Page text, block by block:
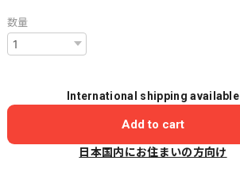
数量
International shipping available
Add to cart
日本国内にお住まいの方向け